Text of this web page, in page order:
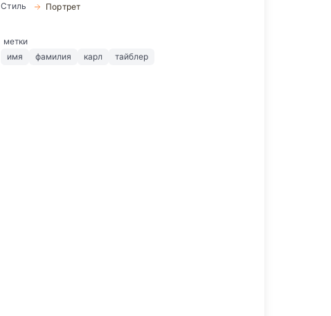
Стиль Портрет
метки
имя
фамилия карл тайблер